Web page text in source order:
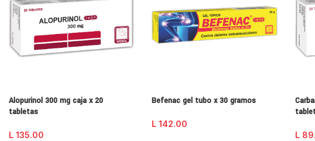
Alopurinol 300 mg caja x 20
tabletas
L 135.00
Befenac gel tubo x 30 gramos
L 142.00
L